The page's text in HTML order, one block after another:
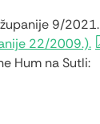
9/2021.
22/2009.).
Hum na Sutli: